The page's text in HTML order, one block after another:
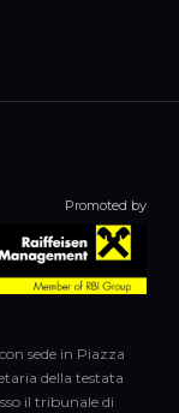
Promoted by
sede in Piazza
della testata
il tribunale di